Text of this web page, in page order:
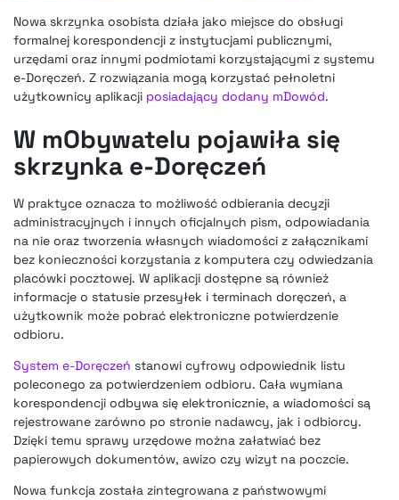
Nowa skrzynka osobista działa jako miejsce do obsługi
formalnej korespondencji z instytucjami publicznymi,
urzędami oraz innymi podmiotami korzystającymi z systemu
e-Doręczeń. Z rozwiązania mogą korzystać pełnoletni
użytkownicy aplikacji posiadający dodany mDowód.
W mObywatelu pojawiła się
skrzynka e-Doręczeń
W praktyce oznacza to możliwość odbierania decyzji
administracyjnych i innych oficjalnych pism, odpowiadania
na nie oraz tworzenia własnych wiadomości z załącznikami
bez konieczności korzystania z komputera czy odwiedzania
placówki pocztowej. W aplikacji dostępne są również
informacje o statusie przesyłek i terminach doręczeń, a
użytkownik może pobrać elektroniczne potwierdzenie
odbioru.
System e-Doręczeń stanowi cyfrowy odpowiednik listu
poleconego za potwierdzeniem odbioru. Cała wymiana
korespondencji odbywa się elektronicznie, a wiadomości są
rejestrowane zarówno po stronie nadawcy, jak i odbiorcy.
Dzięki temu sprawy urzędowe można załatwiać bez
papierowych dokumentów, awizo czy wizyt na poczcie.
Nowa funkcja została zintegrowana z państwowymi